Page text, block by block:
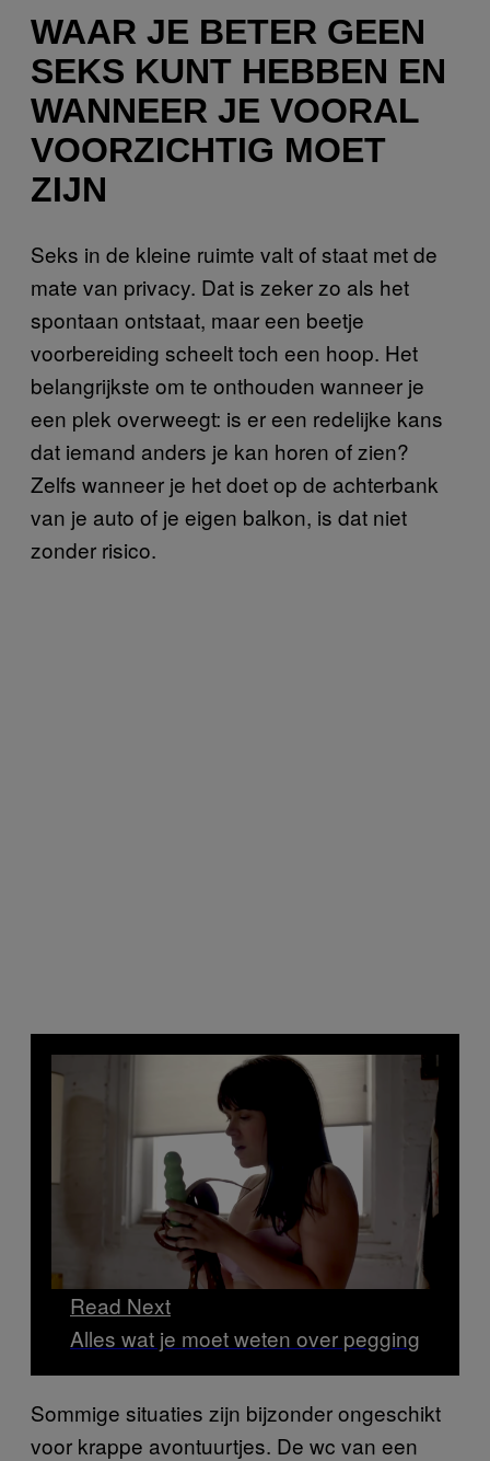
WAAR JE BETER GEEN
SEKS KUNT HEBBEN EN
WANNEER JE VOORAL
VOORZICHTIG MOET
ZIJN
Seks in de kleine ruimte valt of staat met de
mate van privacy. Dat is zeker zo als het
spontaan ontstaat, maar een beetje
voorbereiding scheelt toch een hoop. Het
belangrijkste om te onthouden wanneer je
een plek overweegt: is er een redelijke kans
dat iemand anders je kan horen of zien?
Zelfs wanneer je het doet op de achterbank
van je auto of je eigen balkon, is dat niet
zonder risico.
Read Next
Alles wat je moet weten over pegging
Sommige situaties zijn bijzonder ongeschikt
voor krappe avontuurtjes. De wc van een